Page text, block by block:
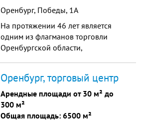
Оренбург, Победы, 1А
На протяжении 46 лет является
одним из флагманов торговли
Оренбургской области,
детской одежды и обуви,
ювелирных украшений,
аксессуаров и т.д. Приглашает к
сотрудничеству компании, чей
Оренбург, торговый центр
Арендные площади от 30 м² до
300 м²
Общая площадь: 6500 м²